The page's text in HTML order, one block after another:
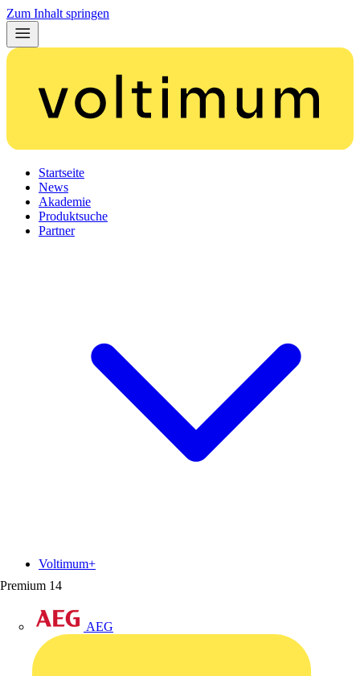
Zum Inhalt springen
Startseite
News
Akademie
Produktsuche
Partner
Premium 14
AEG
Voltimum+